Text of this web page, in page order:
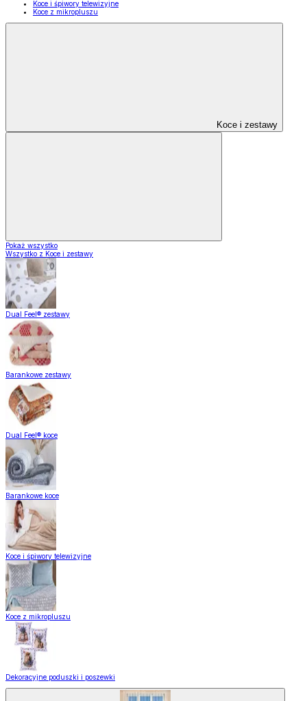
Koce i śpiwory telewizyjne
Koce z mikropluszu
Koce i zestawy
Pokaż wszystko
Wszystko z Koce i zestawy
Dual Feel® zestawy
Barankowe zestawy
Dual Feel® koce
Barankowe koce
Koce i śpiwory telewizyjne
Koce z mikropluszu
Dekoracyjne poduszki i poszewki